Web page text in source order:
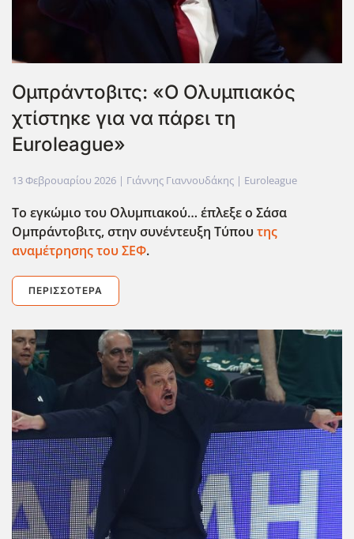
Ομπράντοβιτς: «Ο Ολυμπιακός
χτίστηκε για να πάρει τη
Euroleague»
13 Φεβρουαρίου 2026 | Γιάννης Γιαννουδάκης | Euroleague
Το εγκώμιο του Ολυμπιακού… έπλεξε ο Σάσα
Ομπράντοβιτς, στην συνέντευξη Τύπουτης
αναμέτρησης του ΣΕΦ.
ΠΕΡΙΣΣΌΤΕΡΑ